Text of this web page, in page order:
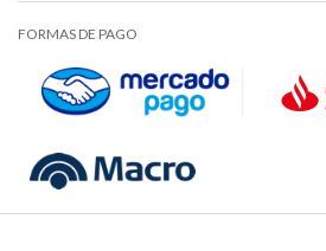
FORMAS DE PAGO